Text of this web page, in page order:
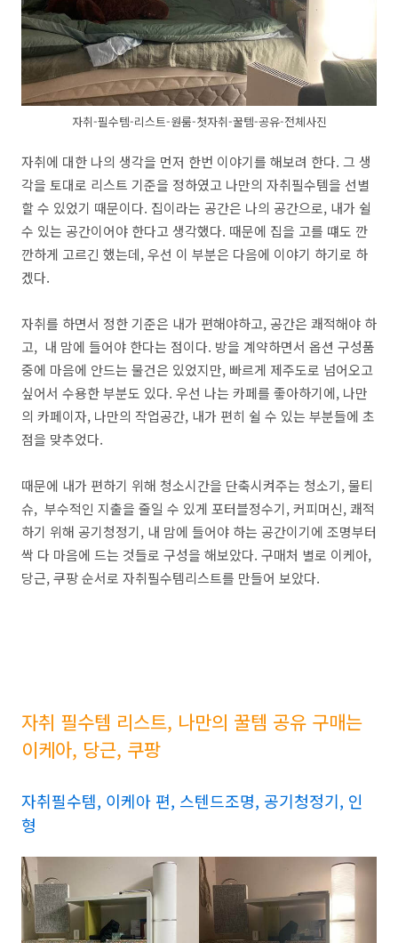
자취-필수템-리스트-원룸-첫자취-꿀템-공유-전체사진
자취에 대한 나의 생각을 먼저 한번 이야기를 해보려 한다. 그 생
각을 토대로 리스트 기준을 정하였고 나만의 자취필수템을 선별
할 수 있었기 때문이다. 집이라는 공간은 나의 공간으로, 내가 쉴
수 있는 공간이어야 한다고 생각했다. 때문에 집을 고를 떄도 깐
깐하게 고르긴 했는데, 우선 이 부분은 다음에 이야기 하기로 하
겠다.
자취를 하면서 정한 기준은 내가 편해야하고, 공간은 쾌적해야 하
고, 내 맘에 들어야 한다는 점이다. 방을 계약하면서 옵션 구성품
중에 마음에 안드는 물건은 있었지만, 빠르게 제주도로 넘어오고
싶어서 수용한 부분도 있다. 우선 나는 카페를 좋아하기에, 나만
의 카페이자, 나만의 작업공간, 내가 편히 쉴 수 있는 부분들에 초
점을 맞추었다.
때문에 내가 편하기 위해 청소시간을 단축시켜주는 청소기, 물티
슈, 부수적인 지출을 줄일 수 있게 포터블정수기, 커피머신, 쾌적
하기 위해 공기청정기, 내 맘에 들어야 하는 공간이기에 조명부터
싹 다 마음에 드는 것들로 구성을 해보았다. 구매처 별로 이케아,
당근, 쿠팡 순서로 자취필수템리스트를 만들어 보았다.
자취 필수템 리스트, 나만의 꿀템 공유 구매는
이케아, 당근, 쿠팡
자취필수템, 이케아 편, 스텐드조명, 공기청정기, 인
형